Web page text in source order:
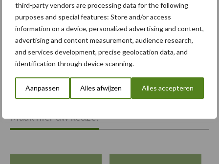
third-party vendors are processing data for the following
purposes and special features: Store and/or access
information on a device, personalized advertising and content,
advertising and content measurement, audience research,
and services development, precise geolocation data, and
identification through device scanning.
Aanpassen Alles afwijzen Alles accepteren
“Slijtage levert onnodig veel
tijd, geld en frustratie op”
Meer loonwerk nieuws:
Maak hier uw keuze: